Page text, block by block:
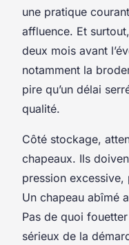
une pratique
affluence. Et
deux mois avant
notamment la
pire qu’un délai
qualité.
Côté stockage,
chapeaux. Ils
pression
Un chapeau abîmé
Pas de quoi
sérieux de la